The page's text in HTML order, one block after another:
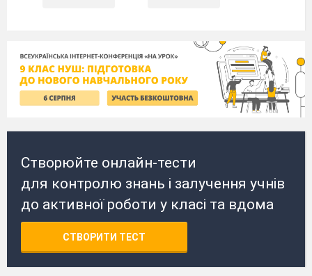
Створюйте онлайн-тести
для контролю знань і залучення учнів
до активної роботи у класі та вдома
СТВОРИТИ ТЕСТ